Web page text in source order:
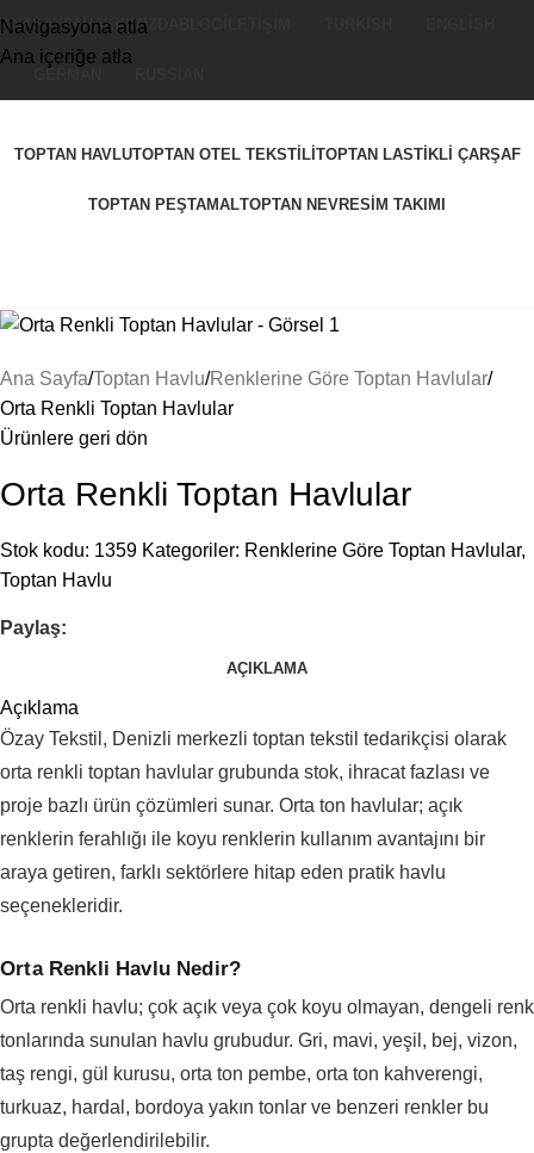
Navigasyona atla
Ana içeriğe atla
ANASAYFAHAKKIMIZDA
TOPTAN HAVLUTOPTAN OTEL TEKSTILI TOPTAN LASTIKLI ÇARŞAF
TOPTAN PEŞTAMALTOPTAN NEVRESIM TAKIMI
Ana Sayfa Toptan Havlu Renklerine Göre Toptan Havlular
Orta Renkli Toptan Havlular
Ürünlere geri dön
Orta Renkli Toptan Havlular
Stok kodu: 1359 Kategoriler: Renklerine Göre Toptan Havlular,
Toptan Havlu
Paylaş:
AÇIKLAMA
Açıklama
Özay Tekstil, Denizli merkezli toptan tekstil tedarikçisi olarak
orta renkli toptan havlular grubunda stok, ihracat fazlası ve
proje bazlı ürün çözümleri sunar. Orta ton havlular; açık
renklerin ferahlığı ile koyu renklerin kullanım avantajını bir
araya getiren, farklı sektörlere hitap eden pratik havlu
seçenekleridir.
Orta Renkli Havlu Nedir?
Orta renkli havlu; çok açık veya çok koyu olmayan, dengeli renk
tonlarında sunulan havlu grubudur. Gri, mavi, yeşil, bej, vizon,
taş rengi, gül kurusu, orta ton pembe, orta ton kahverengi,
turkuaz, hardal, bordoya yakın tonlar ve benzeri renkler bu
grupta değerlendirilebilir.